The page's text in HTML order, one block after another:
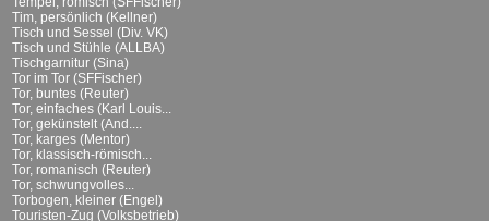
Tim, persönlich (Kellner)
Tisch und Sessel (Div. VK)
Tisch und Stühle (ALLBA)
Tischgarnitur (Sina)
Tor im Tor (SFFischer)
Tor, buntes (Reuter)
Tor, einfaches (Karl Louis...
Tor, gekünstelt (And....
Tor, karges (Mentor)
Tor, klassisch-römisch...
Tor, romanisch (Reuter)
Tor, schwungvolles...
Torbogen, kleiner (Engel)
Touristen-Zug (Volksbetrieb)